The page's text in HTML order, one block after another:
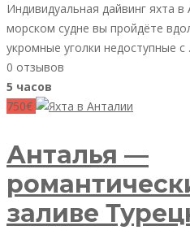
Индивидуальная дайвинг яхта
морском судне вы пройдёте
укромные уголки недоступные с
0 отзывов
5 часов
750€
Анталья —
заливе